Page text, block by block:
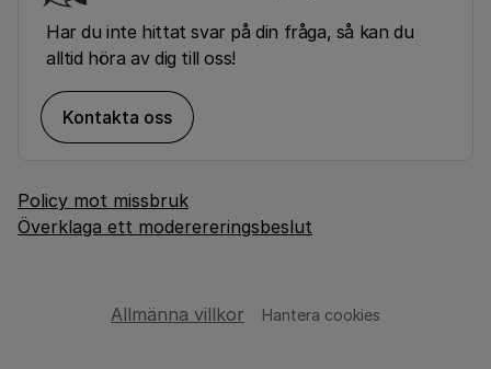
Har du inte hittat svar på din fråga, så kan du
alltid höra av dig till oss!
Kontakta oss
Policy mot missbruk
Överklaga ett moderereringsbeslut
Allmänna villkor Hantera cookies